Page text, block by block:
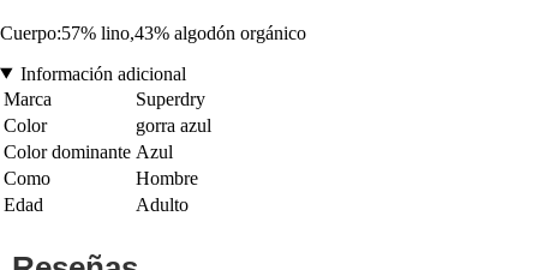
Cuerpo:57% lino,43% algodón orgánico
Información adicional
Marca
Superdry
Color
gorra azul
Color dominante Azul
Como
Hombre
Edad
Adulto